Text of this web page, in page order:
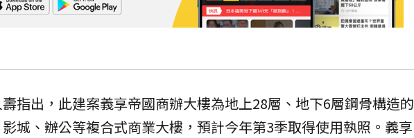
指出，此建案義享帝國商辦大樓為地上28層、地下6層鋼骨構造的
城、辦公等複合式商業大樓，預計今年第3季取得使用執照。義享